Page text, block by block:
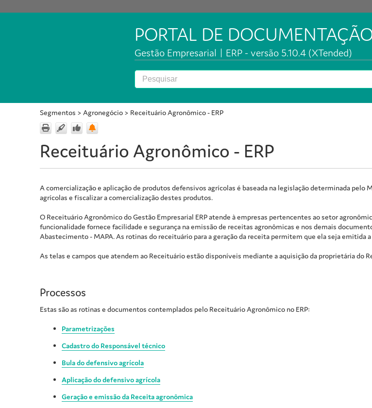
PORTAL DE
Gestão Empresarial | ERP - versão 5.10.4 (XTended)
Segmentos > Agronegócio > Receituário Agronômico - ERP
Receituário Agronômico - ERP
A comercialização e aplicação de produtos defensivos agrícolas é baseada na legislação determinada
agrícolas e fiscalizar a comercialização destes produtos.
O Receituário Agronômico do Gestão Empresarial ERP atende à empresas pertencentes ao setor
funcionalidade fornece facilidade e segurança na emissão de receitas agronômicas e nos demais
Abastecimento - MAPA. As rotinas do receituário para a geração da receita permitem que ela seja emitida
As telas e campos que atendem ao Receituário estão disponíveis mediante a aquisição da proprietária do
Processos
Estas são as rotinas e documentos contemplados pelo Receituário Agronômico no ERP:
Parametrizações
Cadastro do Responsável técnico
Bula do defensivo agrícola
Aplicação do defensivo agrícola
Geração e emissão da Receita agronômica